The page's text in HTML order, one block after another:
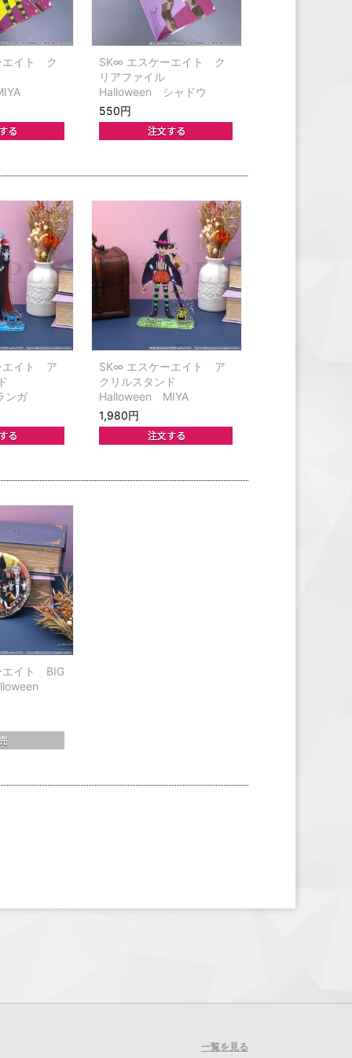
エイト ク
SK∞ エスケーエイト ク
リアファイル
Halloween シャドウ
550円
エイト ア
ンガ
SK∞ エスケーエイト ア
クリルスタンド
Halloween MIYA
1,980円
エイト BIG
一覧を見る